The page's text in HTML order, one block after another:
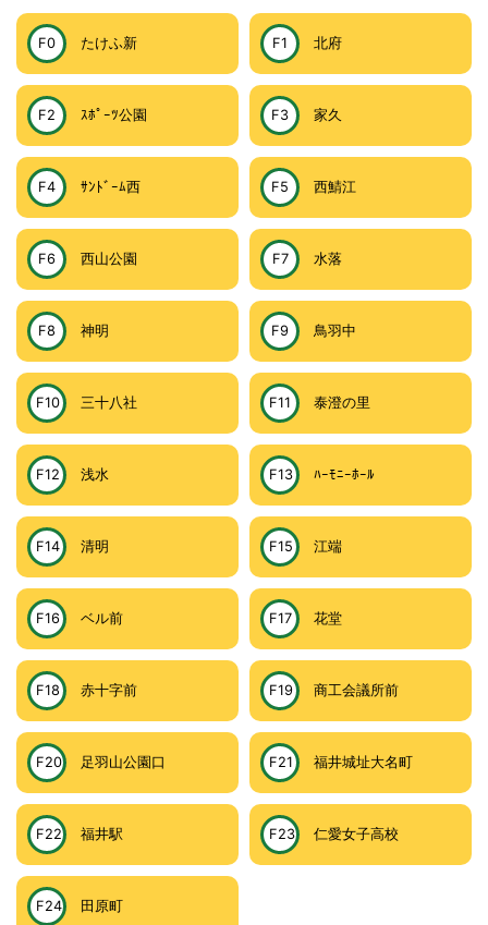
F0 たけふ新 F1 北府
F2 ｽﾎﾟｰﾂ公園 F3 家久
F4 ｻﾝﾄﾞｰﾑ西 F5 西鯖江
F6 西山公園 F7 水落
F8 神明 F9 鳥羽中
F10 三十八社 F11 泰澄の里
F12 浅水 F13 ﾊｰﾓﾆｰﾎｰﾙ
F14 清明 F15 江端
F16 ベル前 F17 花堂
F18 赤十字前 F19 商工会議所前
F20 足羽山公園口 F21 福井城址大名町
F22 福井駅 F23 仁愛女子高校
F24 田原町